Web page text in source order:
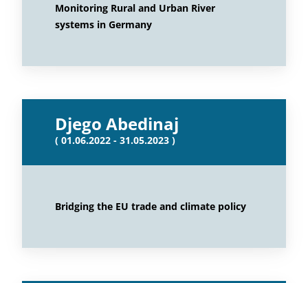
Monitoring Rural and Urban River
systems in Germany
Djego Abedinaj
( 01.06.2022 - 31.05.2023 )
Bridging the EU trade and climate policy